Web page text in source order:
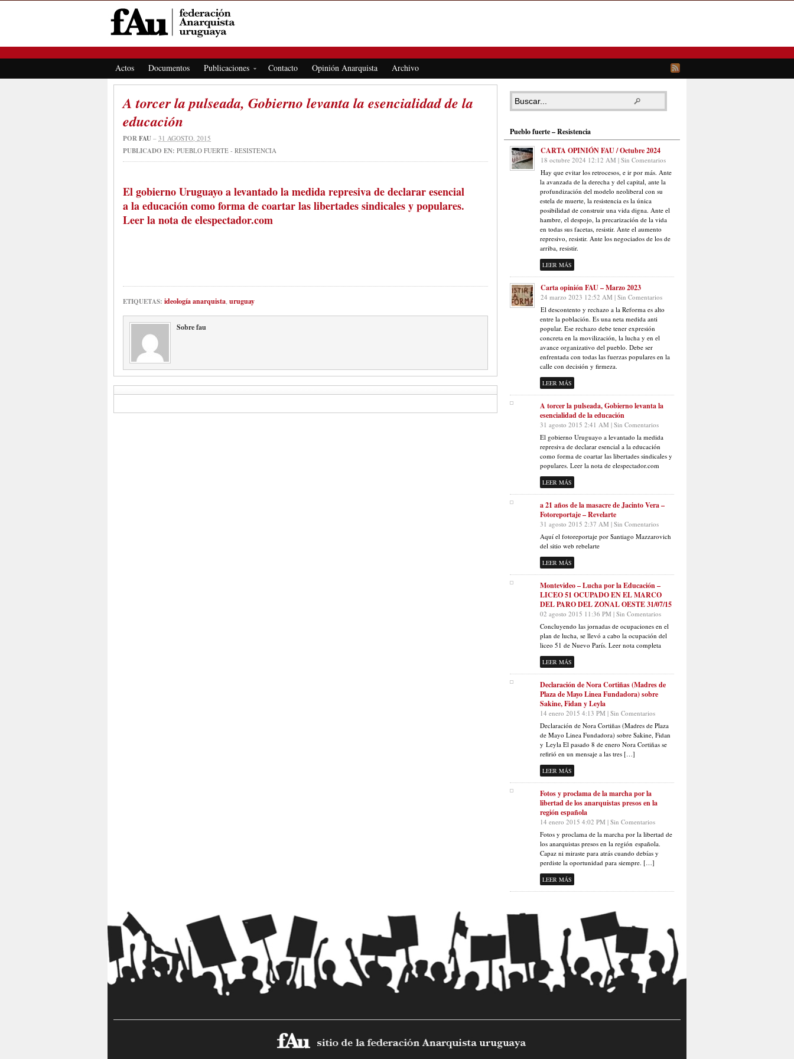
Actos Documentos Publicaciones Contacto Opinión Anarquista Archivo
A torcer la pulseada, Gobierno levanta la esencialidad de la
educación
PORFAU – 31 AGOSTO, 2015
PUBLICADO EN: PUEBLO FUERTE - RESISTENCIA
El gobierno Uruguayo a levantado la medida represiva de declarar esencial
a la educación como forma de coartar las libertades sindicales y populares.
Leer la nota de elespectador.com
ETIQUETAS: ideología anarquista uruguay
Sobre fau
Pueblo fuerte – Resistencia
CARTA OPINIÓN FAU / Octubre 2024
18 octubre 2024 12:12 AM | Sin Comentarios
Hay que evitar los retrocesos, e ir por más. Ante
la avanzada de la derecha y del capital, ante la
profundización del modelo neoliberal con su
estela de muerte, la resistencia es la única
posibilidad de construir una vida digna. Ante el
hambre, el despojo, la precarización de la vida
en todas sus facetas, resistir. Ante el aumento
represivo, resistir. Ante los negociados de los de
arriba, resistir.
LEER MÁS
Carta opinión FAU – Marzo 2023
24 marzo 2023 12:52 AM | Sin Comentarios
El descontento y rechazo a la Reforma es alto
entre la población. Es una neta medida anti
popular. Ese rechazo debe tener expresión
concreta en la movilización, la lucha y en el
avance organizativo del pueblo. Debe ser
enfrentada con todas las fuerzas populares en la
calle con decisión y firmeza.
LEER MÁS
A torcer la pulseada, Gobierno levanta la
esencialidad de la educación
31 agosto 2015 2:41 AM | Sin Comentarios
El gobierno Uruguayo a levantado la medida
represiva de declarar esencial a la educación
como forma de coartar las libertades sindicales y
populares. Leer la nota de elespectador.com
LEER MÁS
a 21 años de la masacre de Jacinto Vera –
Fotoreportaje – Revelarte
31 agosto 2015 2:37 AM | Sin Comentarios
Aquí el fotoreportaje por Santiago Mazzarovich
del sitio web rebelarte
LEER MÁS
Montevideo – Lucha por la Educación –
LICEO 51 OCUPADO EN EL MARCO
DEL PARO DEL ZONAL OESTE 31/07/15
02 agosto 2015 11:36 PM | Sin Comentarios
Concluyendo las jornadas de ocupaciones en el
plan de lucha, se llevó a cabo la ocupación del
liceo 51 de Nuevo París. Leer nota completa
LEER MÁS
Declaración de Nora Cortiñas (Madres de
Plaza de Mayo Linea Fundadora) sobre
Sakine, Fidan y Leyla
14 enero 2015 4:13 PM | Sin Comentarios
Declaración de Nora Cortiñas (Madres de Plaza
de Mayo Linea Fundadora) sobre Sakine, Fidan
y Leyla El pasado 8 de enero Nora Cortiñas se
refirió en un mensaje a las tres […]
LEER MÁS
Fotos y proclama de la marcha por la
libertad de los anarquistas presos en la
región española
14 enero 2015 4:02 PM | Sin Comentarios
Fotos y proclama de la marcha por la libertad de
los anarquistas presos en la región española.
Capaz ni miraste para atrás cuando debías y
perdiste la oportunidad para siempre. […]
LEER MÁS